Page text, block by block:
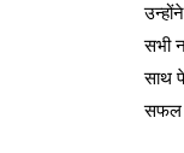
सभी
साथ
सफल